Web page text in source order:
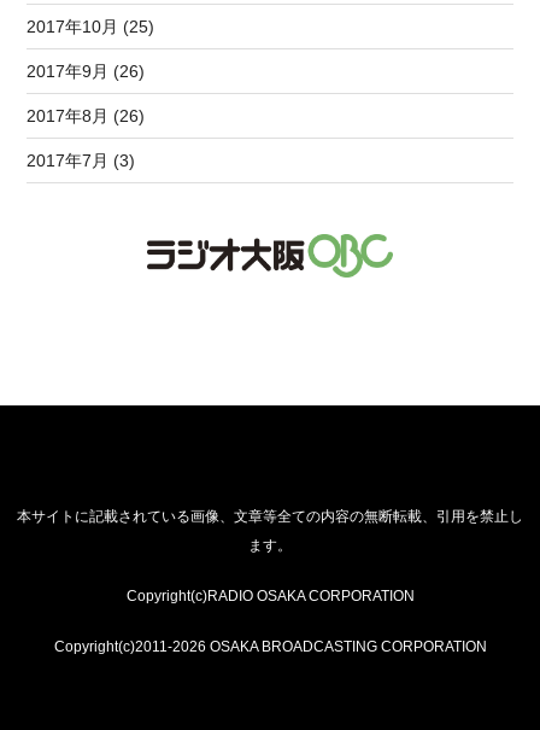
2017年10月 (25)
2017年9月 (26)
2017年8月 (26)
2017年7月 (3)
本サイトに記載されている画像、文章等全ての内容の無断転載、引用を禁止し
ます。
Copyright(c)RADIO OSAKA CORPORATION
Copyright(c)2011-2026 OSAKA BROADCASTING CORPORATION